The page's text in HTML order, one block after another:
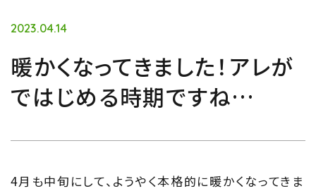
2023.04.14
暖かくなってきました！アレが
ではじめる時期ですね…
4月も中旬にして、ようやく本格的に暖かくなってきま